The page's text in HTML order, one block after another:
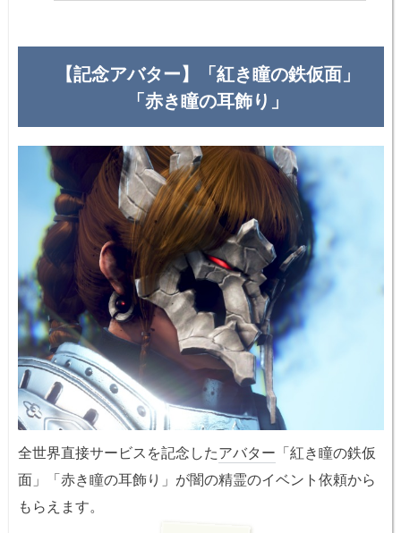
【記念アバター】「紅き瞳の鉄仮面」
「赤き瞳の耳飾り」
全世界直接サービスを記念したアバター 「紅き瞳の鉄仮
面」「赤き瞳の耳飾り」が闇の精霊のイベント依頼から
もらえます。